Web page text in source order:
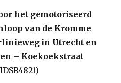
het gemotoriseerd
van de Kromme
in Utrecht en
– Koekoekstraat